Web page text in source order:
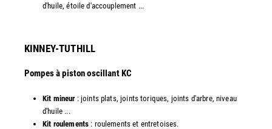
d'huile, étoile d'accouplement ...​​
KINNEY-TUTHILL
Pompes à piston oscillant KC
Kit mineur : joints plats, joints toriques, joints d'arbre, niveau
d'huile ...
Kit roulements : roulements et entretoises.